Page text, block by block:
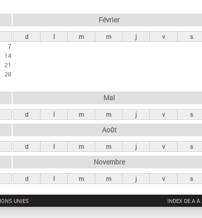
7
14
21
28
Février
d l m m j v s
Mai
d l m m j v s
Août
d l m m j v s
Novembre
d l m m j v s
UNIES INDEX DE A À